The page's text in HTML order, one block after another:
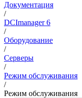
Документация
/
DCImanager 6
/
Оборудование
/
Серверы
/
Режим обслуживания
/
Режим обслуживания